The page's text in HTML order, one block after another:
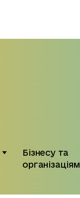
Бізнесу та
організаціям